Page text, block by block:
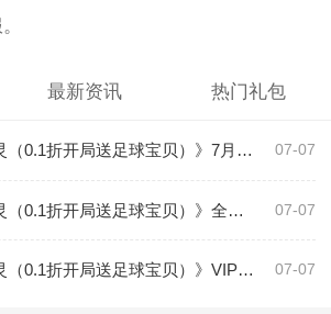
最新资讯 热门礼包
1K2K《梦仙灵（0.1折开局送足球宝贝）》7月1日-7月3日充值活动 07-07
1K2K《梦仙灵（0.1折开局送足球宝贝）》全服永久充值活动 07-07
1K2K《梦仙灵（0.1折开局送足球宝贝）》VIP价格表 VIP多少钱 07-07